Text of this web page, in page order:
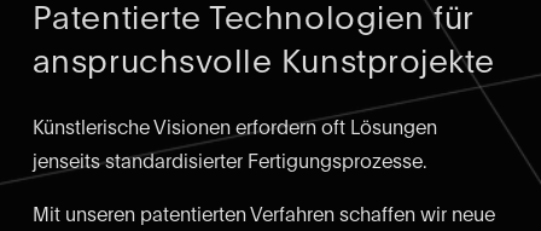
Patentierte Technologien für
anspruchsvolle Kunstprojekte
Künstlerische Visionen erfordern oft Lösungen
jenseits standardisierter Fertigungsprozesse.
Mit unseren patentierten Verfahren schaffen wir neue